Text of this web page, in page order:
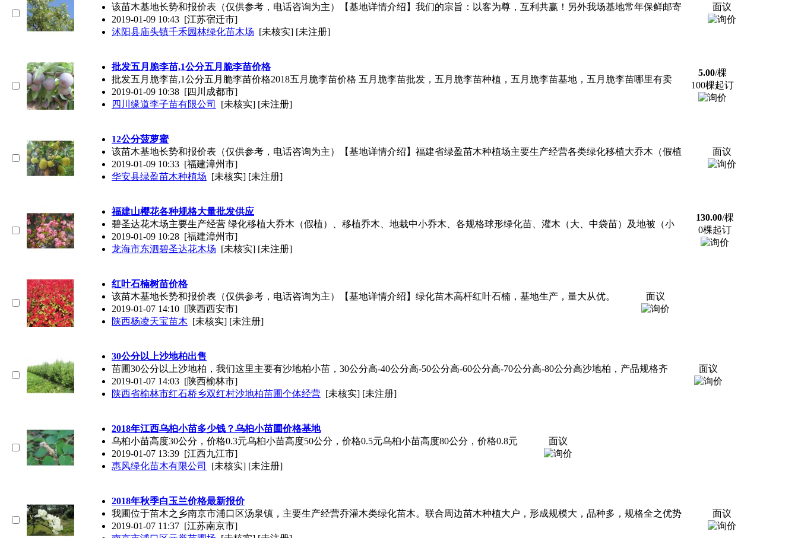
该苗木基地长势和报价表（仅供参考，电话咨询为主）【基地详情介绍】我们的宗旨：以客为尊，互利共赢！另外我场基地常年保鲜邮寄
2019-01-09 10:43 [江苏宿迁市]
沭阳县庙头镇千禾园林绿化苗木场 [未核实] [未注册]
面议
批发五月脆李苗,1公分五月脆李苗价格
批发五月脆李苗,1公分五月脆李苗价格2018五月脆李苗价格 五月脆李苗批发，五月脆李苗种植，五月脆李苗基地，五月脆李苗哪里有卖
2019-01-09 10:38 [四川成都市]
四川缘道李子苗有限公司
[未核实] [未注册]
5.00/棵
100棵起订
12公分菠萝蜜
该苗木基地长势和报价表（仅供参考，电话咨询为主）【基地详情介绍】福建省绿盈苗木种植场主要生产经营各类绿化移植大乔木（假植
2019-01-09 10:33 [福建漳州市]
华安县绿盈苗木种植场 [未核实] [未注册]
面议
福建山樱花各种规格大量批发供应
碧圣达花木场主要生产经营 绿化移植大乔木（假植）、移植乔木、地栽中小乔木、各规格球形绿化苗、灌木（大、中袋苗）及地被（小
2019-01-09 10:28 [福建漳州市]
龙海市东泗碧圣达花木场 [未核实] [未注册]
130.00/棵
0棵起订
红叶石楠树苗价格
该苗木基地长势和报价表（仅供参考，电话咨询为主）【基地详情介绍】绿化苗木高杆红叶石楠，基地生产，量大从优。
2019-01-07 14:10 [陕西西安市]
陕西杨凌天宝苗木 [未核实] [未注册]
面议
30公分以上沙地柏出售
苗圃30公分以上沙地柏，我们这里主要有沙地柏小苗，30公分高-40公分高-50公分高-60公分高-70公分高-80公分高沙地柏，产品规格齐
2019-01-07 14:03 [陕西榆林市]
陕西省榆林市红石桥乡双红村沙地柏苗圃个体经营 [未核实] [未注册]
面议
2018年江西乌桕小苗多少钱？乌桕小苗圃价格基地
乌桕小苗高度30公分，价格0.3元乌桕小苗高度50公分，价格0.5元乌桕小苗高度80公分，价格0.8元
2019-01-07 13:39 [江西九江市]
惠风绿化苗木有限公司
[未核实] [未注册]
面议
2018年秋季白玉兰价格最新报价
我圃位于苗木之乡南京市浦口区汤泉镇，主要生产经营乔灌木类绿化苗木。联合周边苗木种植大户，形成规模大，品种多，规格全之优势
2019-01-07 11:37 [江苏南京市]
面议